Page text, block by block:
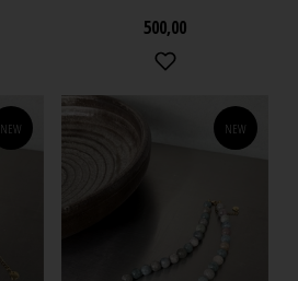
500,00
NEW NEW